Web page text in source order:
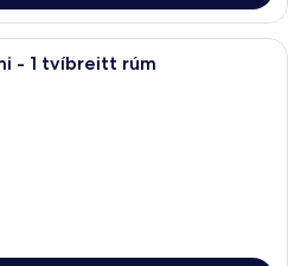
Herbergi með tvíbreiðu rúmi - 1
- 1 tvíbreitt rúm